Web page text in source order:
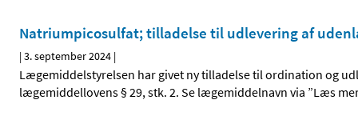
Natriumpicosulfat; tilladelse til udlevering af
|3. september 2024 |
Lægemiddelstyrelsen har givet ny tilladelse til ordination og
lægemiddellovens § 29, stk. 2. Se lægemiddelnavn via ”Læs